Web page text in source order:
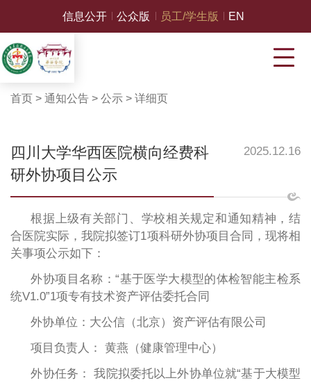
信息公开 公众版 员工/学生版 EN
首页 > 通知公告> 公示> 详细页
四川大学华西医院横向经费科
研外协项目公示
2025.12.16
根据上级有关部门、学校相关规定和通知精神，结
合医院实际，我院拟签订1项科研外协项目合同，现将相
关事项公示如下：
外协项目名称：“基于医学大模型的体检智能主检系
统V1.0”1项专有技术资产评估委托合同
外协单位：大公信（北京）资产评估有限公司
项目负责人： 黄燕（健康管理中心）
外协任务：我院拟委托以上外协单位就“基于大模型